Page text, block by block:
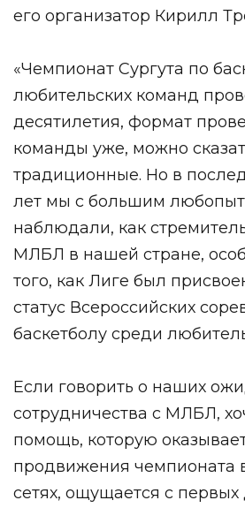
его организатор Кирилл
«Чемпионат Сургута по
любительских команд
десятилетия, формат
команды уже, можно
традиционные. Но в
лет мы с большим
наблюдали, как
МЛБЛ в нашей стране,
того, как Лиге был
статус Всероссийских
баскетболу среди
Если говорить о наших
сотрудничества с МЛБЛ,
помощь, которую
продвижения чемпионата
сетях, ощущается с первых